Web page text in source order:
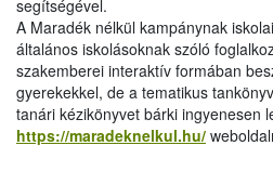
segítségével.
A Maradék nélkül kampánynak
általános iskolásoknak szóló
szakemberei interaktív formában
gyerekekkel, de a tematikus
tanári kézikönyvet bárki ingyenesen
https://maradeknelkul.hu/